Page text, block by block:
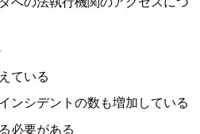
ている
ンシデントの数も増加している
必要がある